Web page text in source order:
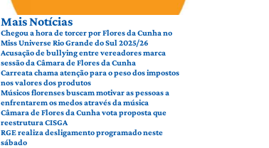
Mais Notícias
Chegou a hora de torcer por Flores da Cunha no
Miss Universe Rio Grande do Sul 2025/26
Acusação de bullying entre vereadores marca
sessão da Câmara de Flores da Cunha
Carreata chama atenção para o peso dos impostos
nos valores dos produtos
Músicos florenses buscam motivar as pessoas a
enfrentarem os medos através da música
Câmara de Flores da Cunha vota proposta que
reestrutura CISGA
RGE realiza desligamento programado neste
sábado